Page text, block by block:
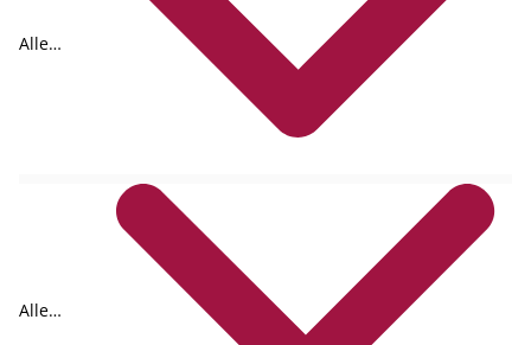
Alle
Alle